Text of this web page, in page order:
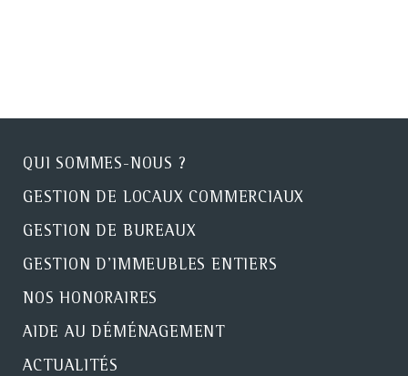
QUI SOMMES-NOUS ?
GESTION DE LOCAUX COMMERCIAUX
GESTION DE BUREAUX
GESTION D'IMMEUBLES ENTIERS
NOS HONORAIRES
AIDE AU DÉMÉNAGEMENT
ACTUALITÉS